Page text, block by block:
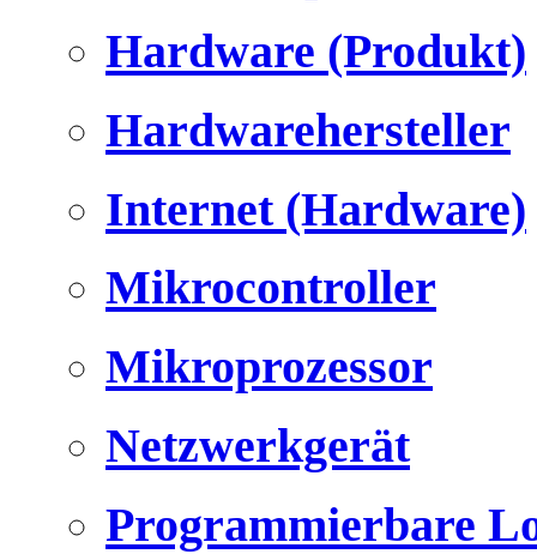
Hardware (Produkt)
Hardwarehersteller
Internet (Hardware)
Mikrocontroller
Mikroprozessor
Netzwerkgerät
Programmierbare